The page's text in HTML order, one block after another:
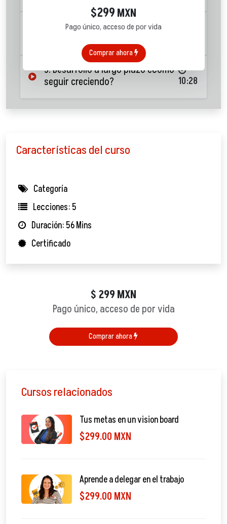
4. Construcción de relaciones
5. Desarrollo a largo plazo ¿Cómo
seguir creciendo?
10:28
$299 MXN
Pago único, acceso de por vida
Comprar ahora
Características del curso
Categoría
Lecciones: 5
Duración: 56 Mins
Certificado
$ 299 MXN
Pago único, acceso de por vida
Comprar ahora
Cursos relacionados
Tus metas en un vision board
$299.00 MXN
Aprende a delegar en el trabajo
$299.00 MXN